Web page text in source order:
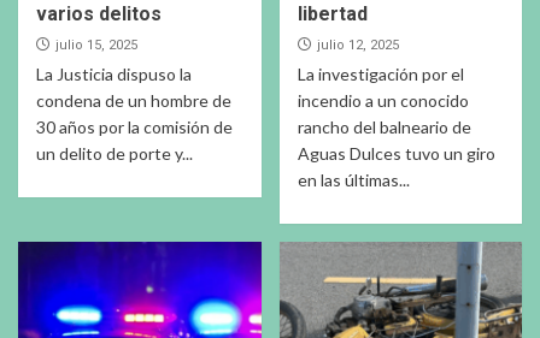
varios delitos
julio 15, 2025
La Justicia dispuso la
condena de un hombre de
30 años por la comisión de
un delito de porte y...
libertad
julio 12, 2025
La investigación por el
incendio a un conocido
rancho del balneario de
Aguas Dulces tuvo un giro
en las últimas...